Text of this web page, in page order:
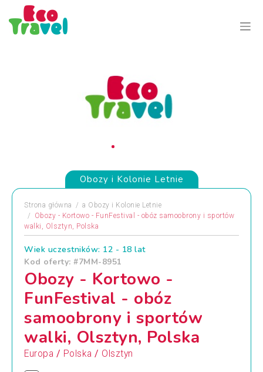
Obozy i Kolonie Letnie
Strona główna a Obozy i Kolonie Letnie
Obozy - Kortowo - FunFestival - obóz samoobrony i sportów
walki, Olsztyn, Polska
Wiek uczestników: 12 - 18 lat
Kod oferty: #7MM-8951
Obozy - Kortowo -
FunFestival - obóz
samoobrony i sportów
walki, Olsztyn, Polska
Europa / Polska / Olsztyn